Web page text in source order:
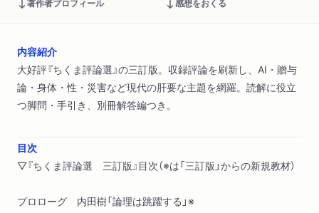
著作者プロフィール 感想をおくる
内容紹介
大好評『ちくま評論選』の三訂版。収録評論を刷新し、AI・贈与
論・身体・性・災害など現代の肝要な主題を網羅。読解に役立
つ脚問・手引き、別冊解答編つき。
目次
▽『ちくま評論選 三訂版』目次（※は「三訂版」からの新規教材）
プロローグ 内田樹「論理は跳躍する」※